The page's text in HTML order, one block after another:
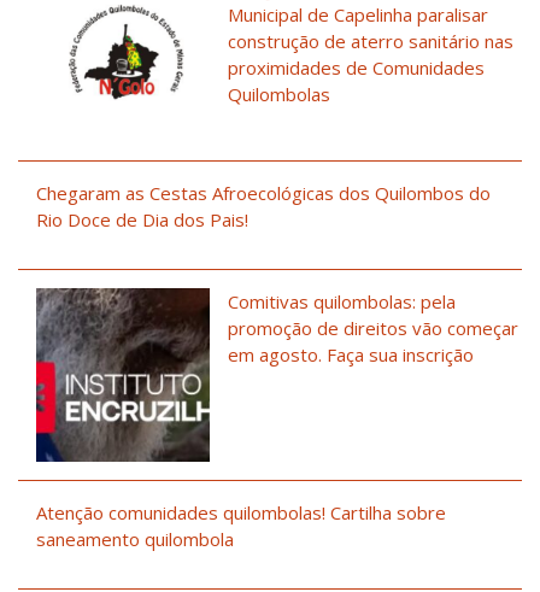
Municipal de Capelinha paralisar
construção de aterro sanitário nas
proximidades de Comunidades
Quilombolas
Chegaram as Cestas Afroecológicas dos Quilombos do
Rio Doce de Dia dos Pais!
Comitivas quilombolas: pela
promoção de direitos vão começar
em agosto. Faça sua inscrição
Atenção comunidades quilombolas! Cartilha sobre
saneamento quilombola